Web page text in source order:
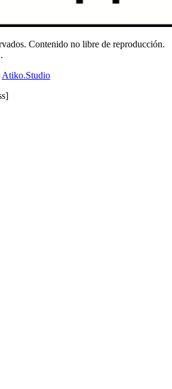
Contenido no libre de reproducción.
Atiko.Studio